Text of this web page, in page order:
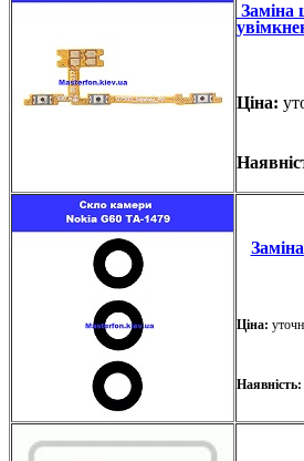
Заміна
Ціна:
Ціна:
Наявність: